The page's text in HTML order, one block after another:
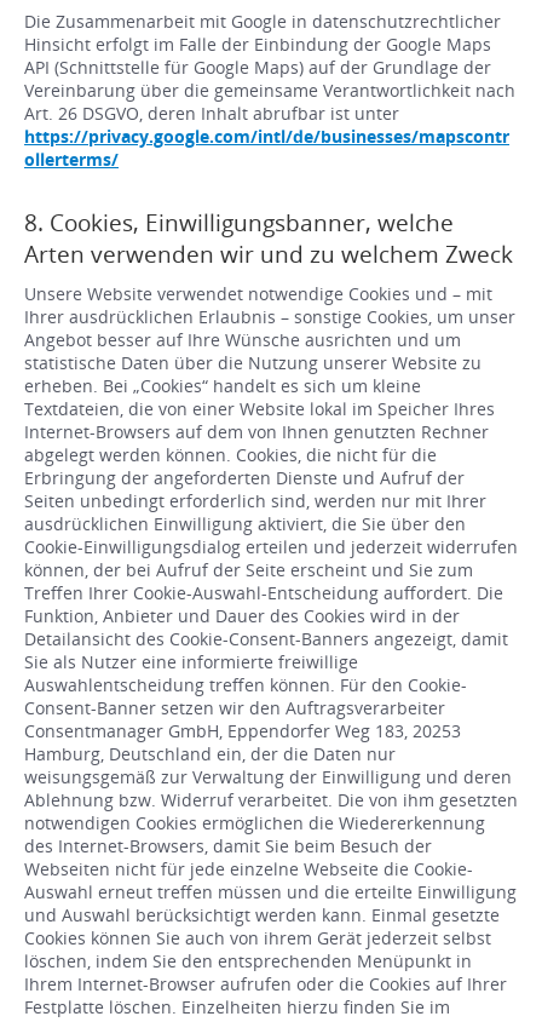
Die Zusammenarbeit mit Google in datenschutzrechtlicher
Hinsicht erfolgt im Falle der Einbindung der Google Maps
API (Schnittstelle für Google Maps) auf der Grundlage der
Vereinbarung über die gemeinsame Verantwortlichkeit nach
Art. 26 DSGVO, deren Inhalt abrufbar ist unter
https://privacy.google.com/intl/de/businesses/mapscontr
ollerterms/
8. Cookies, Einwilligungsbanner, welche
Arten verwenden wir und zu welchem Zweck
Unsere Website verwendet notwendige Cookies und – mit
Ihrer ausdrücklichen Erlaubnis – sonstige Cookies, um unser
Angebot besser auf Ihre Wünsche ausrichten und um
statistische Daten über die Nutzung unserer Website zu
erheben. Bei „Cookies“ handelt es sich um kleine
Textdateien, die von einer Website lokal im Speicher Ihres
Internet-Browsers auf dem von Ihnen genutzten Rechner
abgelegt werden können. Cookies, die nicht für die
Erbringung der angeforderten Dienste und Aufruf der
Seiten unbedingt erforderlich sind, werden nur mit Ihrer
ausdrücklichen Einwilligung aktiviert, die Sie über den
Cookie-Einwilligungsdialog erteilen und jederzeit widerrufen
können, der bei Aufruf der Seite erscheint und Sie zum
Treffen Ihrer Cookie-Auswahl-Entscheidung auffordert. Die
Funktion, Anbieter und Dauer des Cookies wird in der
Detailansicht des Cookie-Consent-Banners angezeigt, damit
Sie als Nutzer eine informierte freiwillige
Auswahlentscheidung treffen können. Für den Cookie-
Consent-Banner setzen wir den Auftragsverarbeiter
Consentmanager GmbH, Eppendorfer Weg 183, 20253
Hamburg, Deutschland ein, der die Daten nur
weisungsgemäß zur Verwaltung der Einwilligung und deren
Ablehnung bzw. Widerruf verarbeitet. Die von ihm gesetzten
notwendigen Cookies ermöglichen die Wiedererkennung
des Internet-Browsers, damit Sie beim Besuch der
Webseiten nicht für jede einzelne Webseite die Cookie-
Auswahl erneut treffen müssen und die erteilte Einwilligung
und Auswahl berücksichtigt werden kann. Einmal gesetzte
Cookies können Sie auch von ihrem Gerät jederzeit selbst
löschen, indem Sie den entsprechenden Menüpunkt in
Ihrem Internet-Browser aufrufen oder die Cookies auf Ihrer
Festplatte löschen. Einzelheiten hierzu finden Sie im